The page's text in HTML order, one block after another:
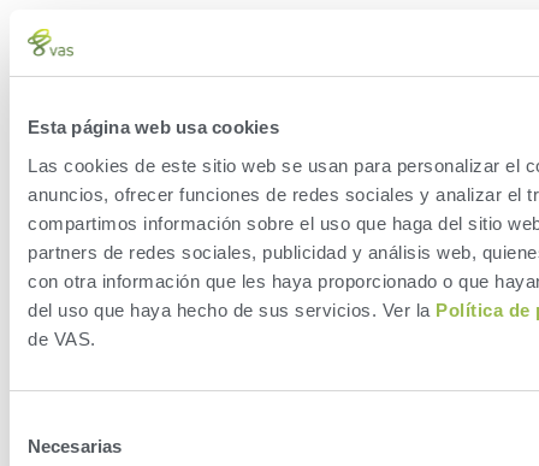
Esta página web usa cookies
Las cookies de este sitio web se usan para personalizar el
anuncios, ofrecer funciones de redes sociales y analizar el
compartimos información sobre el uso que haga del sitio
partners de redes sociales, publicidad y análisis web,
con otra información que les haya proporcionado o que
del uso que haya hecho de sus servicios. Ver la Política de
de VAS.
Necesarias
"Probablemente
tendríamos que
contratar entre tres y
cuatro personas sólo